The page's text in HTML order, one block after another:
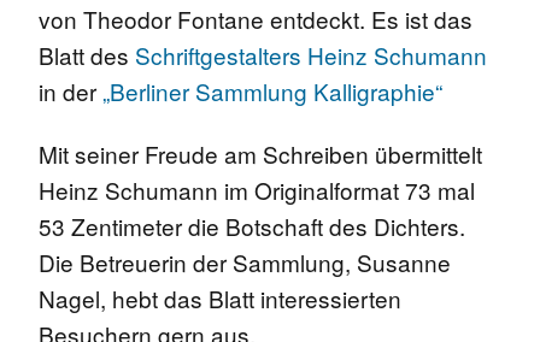
von Theodor Fontane entdeckt. Es ist das
Blatt des Schriftgestalters Heinz Schumann
in der„Berliner Sammlung Kalligraphie“
Mit seiner Freude am Schreiben übermittelt
Heinz Schumann im Originalformat 73 mal
53 Zentimeter die Botschaft des Dichters.
Die Betreuerin der Sammlung, Susanne
Nagel, hebt das Blatt interessierten
Besuchern gern aus.